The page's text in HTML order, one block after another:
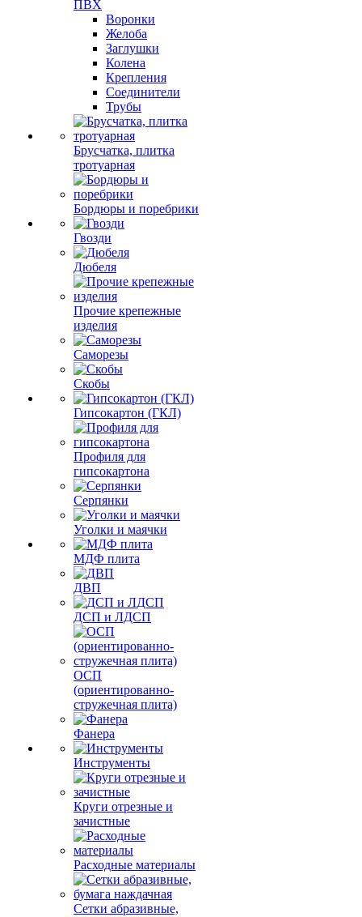
ПВХ
Воронки
Желоба
Заглушки
Колена
Крепления
Соединители
Трубы
Брусчатка, плитка
тротуарная
Бордюры и поребрики
Гвозди
Дюбеля
Прочие крепежные
изделия
Саморезы
Скобы
Гипсокартон (ГКЛ)
Профиля для
гипсокартона
Серпянки
Уголки и маячки
МДФ плита
ДВП
ДСП и ЛДСП
ОСП
(ориентированно-
стружечная плита)
Фанера
Инструменты
Круги отрезные и
зачистные
Расходные материалы
Сетки абразивные,